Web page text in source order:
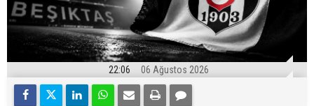
22:06 06 Ağustos 2026